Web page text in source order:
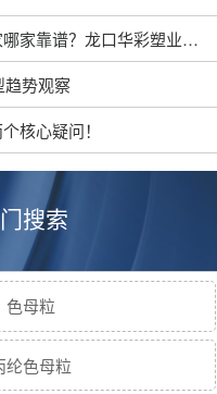
锦纶色母粒生产厂家哪家靠谱？龙口华彩塑业锦纶色母粒产品详解
趋势观察
核心疑问！
搜索
色母粒
纶色母粒